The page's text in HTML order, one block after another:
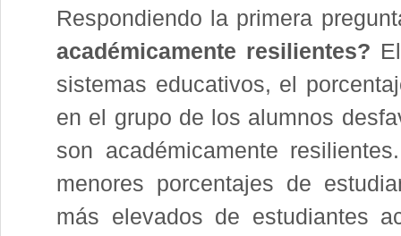
Respondiendo la primera
académicamente resilientes?
sistemas educativos, el
en el grupo de los alumnos
son académicamente
menores porcentajes de
más elevados de estudiantes